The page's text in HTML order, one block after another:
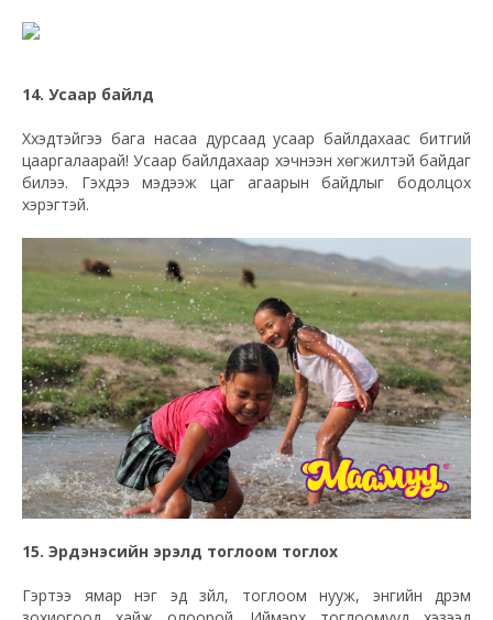
14. Усаар байлд
Хүүхэдтэйгээ бага насаа дурсаад усаар байлдахаас битгий
цааргалаарай! Усаар байлдахаар хэчнээн хөгжилтэй байдаг
билээ. Гэхдээ мэдээж цаг агаарын байдлыг бодолцох
хэрэгтэй.
15. Эрдэнэсийн эрэлд тоглоом тоглох
Гэртээ ямар нэг эд зүйл, тоглоом нууж, энгийн дүрэм